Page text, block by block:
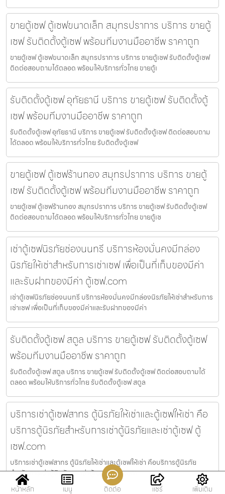
ขายตู้เซฟ ตู้เซฟขนาดเล็ก สมุทรปราการ บริการ ขายตู้
เซฟ รับติดตั้งตู้เซฟ พร้อมทีมงานมืออาชีพ ราคาถูก
ขายตู้เซฟ ตู้เซฟขนาดเล็ก สมุทรปราการ บริการ ขายตู้เซฟ รับติดตั้งตู้เซฟ
ติดต่อสอบถามได้ตลอด พร้อมให้บริการทั่วไทย ขายตู้เ
รับติดตั้งตู้เซฟ อุทัยธานี บริการ ขายตู้เซฟ รับติดตั้งตู้
เซฟ พร้อมทีมงานมืออาชีพ ราคาถูก
รับติดตั้งตู้เซฟ อุทัยธานี บริการ ขายตู้เซฟ รับติดตั้งตู้เซฟ ติดต่อสอบถาม
ได้ตลอด พร้อมให้บริการทั่วไทย รับติดตั้งตู้เซฟ
ขายตู้เซฟ ตู้เซฟร้านทอง สมุทรปราการ บริการ ขายตู้
เซฟ รับติดตั้งตู้เซฟ พร้อมทีมงานมืออาชีพ ราคาถูก
ขายตู้เซฟ ตู้เซฟร้านทอง สมุทรปราการ บริการ ขายตู้เซฟ รับติดตั้งตู้เซฟ
ติดต่อสอบถามได้ตลอด พร้อมให้บริการทั่วไทย ขายตู้เซ
เช่าตู้เซฟนิรภัยช่องนนทรี บริการห้องมั่นคงมีกล่อง
นิรภัยให้เช่าสำหรับการเช่าเซฟ เพื่อเป็นที่เก็บของมีค่า
และรับฝากของมีค่า ตู้เซฟ.com
เช่าตู้เซฟนิรภัยช่องนนทรี บริการห้องมั่นคงมีกล่องนิรภัยให้เช่าสำหรับการ
เช่าเซฟ เพื่อเป็นที่เก็บของมีค่าและรับฝากของมีค่า
รับติดตั้งตู้เซฟ สตูล บริการ ขายตู้เซฟ รับติดตั้งตู้เซฟ
พร้อมทีมงานมืออาชีพ ราคาถูก
รับติดตั้งตู้เซฟ สตูล บริการ ขายตู้เซฟ รับติดตั้งตู้เซฟ ติดต่อสอบถามได้
ตลอด พร้อมให้บริการทั่วไทย รับติดตั้งตู้เซฟ สตูล
บริการเช่าตู้เซฟสาทร ตู้นิรภัยให้เช่าและตู้เซฟให้เช่า คือ
บริการตู้นิรภัยสำหรับการเช่าตู้นิรภัยและเช่าตู้เซฟ ตู้
เซฟ.com
บริการเช่าตู้เซฟสาทร ตู้นิรภัยให้เช่าและตู้เซฟให้เช่า คือบริการตู้นิรภัย
สำหรับการเช่าตู้นิรภัยและเช่าตู้เซฟ ตู้เซฟ.com —
หน้าหลัก
เมนู ติดต่อ แชร์ เพิ่มเติม